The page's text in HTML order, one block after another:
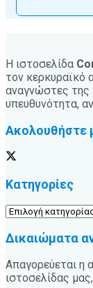
Η ιστοσελίδα
τον κερκυραϊκό
αναγνώστες της
υπευθυνότητα,
Ακολουθήστε
Κατηγορίες
Κατηγορίες
Δικαιώματα
Απαγορεύεται η
ιστοσελίδας